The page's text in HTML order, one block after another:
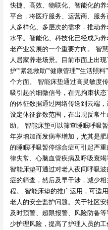
快捷、高效、物联化、智能化的养
平台，将医疗服务、运营商、服
人多样化、多层次的需求，推动
水平。智能化、科技化已经成为
老产业发展的一个重要方向。 智
人居家养老场景。目前市面上出
护”“紧急救助”“健康管理”“生活照
个方面。 智能床垫通过高灵敏度
吸引起的细微信号，在无拘束状
的体征数据通过网络传送到云端
设定体征参数范围，在出现反常
助。 智能床垫可以筛查睡眠呼吸
年岁增加而发病率增加，尤其是
的睡眠呼吸暂停综合症可引起严
律失常、心脑血管疾病及呼吸衰竭
智能床垫可通过对老人夜间呼吸
症的筛查，然后及早干涉，减少
程。 智能床垫的推广运用，可适
老人的安全监护问题。关于社区安
及时预警、超限报警、风险防备
少护理风险，提高了护理人员的